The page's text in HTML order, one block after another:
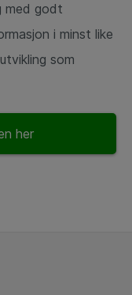
med godt
i minst like
som
her